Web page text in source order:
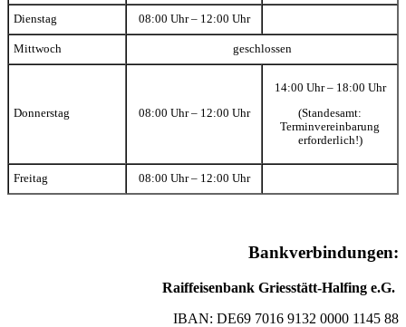
Dienstag 08:00 Uhr – 12:00 Uhr
Mittwoch geschlossen
Donnerstag 08:00 Uhr – 12:00 Uhr
14:00 Uhr – 18:00 Uhr
(Standesamt:
Terminvereinbarung
erforderlich!)
Freitag 08:00 Uhr – 12:00 Uhr
Bankverbindungen:
Raiffeisenbank Griesstätt-Halfing e.G.
IBAN: DE69 7016 9132 0000 1145 88